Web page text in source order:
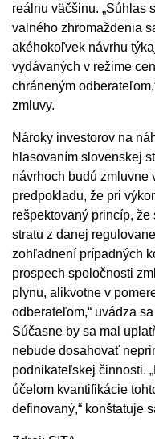
reálnu väčšinu. „Súhlas
valného zhromaždenia
akéhokoľvek návrhu
vydávaných v režime
chráneným
zmluvy.
Nároky investorov na
hlasovaním slovenskej
návrhoch budú zmluvne
predpokladu, že pri
rešpektovaný princíp,
stratu z danej
zohľadnení prípadných
prospech spoločnosti
plynu, alikvotne v
odberateľom,“ uvádza
Súčasne by sa mal
nebude dosahovať
podnikateľskej činnosti.
účelom kvantifikácie
definovaný,“ konštatuje